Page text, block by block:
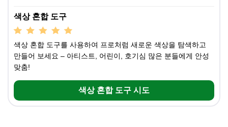
색상 혼합 도구
색상 혼합 도구를 사용하여 프로처럼 새로운 색상을 탐색하고
만들어 보세요 – 아티스트, 어린이, 호기심 많은 분들에게 안성
맞춤!
색상 혼합 도구 시도